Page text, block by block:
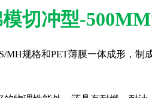
切冲型-
MH规格和PET薄膜一体成形，制